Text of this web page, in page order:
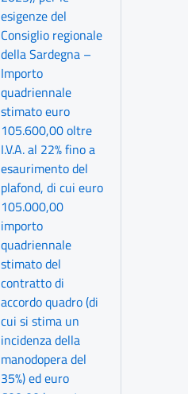
esigenze del
Consiglio regionale
della Sardegna –
Importo
quadriennale
stimato euro
105.600,00 oltre
I.V.A. al 22% fino a
esaurimento del
plafond, di cui euro
105.000,00
importo
quadriennale
stimato del
contratto di
accordo quadro (di
cui si stima un
incidenza della
manodopera del
35%) ed euro